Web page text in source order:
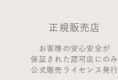
正規販売店
お客様の安心安全が
保証された認可店にのみ
公式販売ライセンス発行